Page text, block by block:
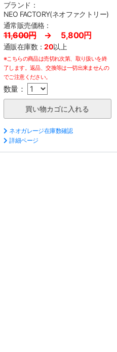
ブランド：
NEO FACTORY(ネオファクトリー)
通常販売価格：
11,600円→ 5,800円
通販在庫数：20以上
※こちらの商品は売切れ次第、取り扱いを終
了します。返品、交換等は一切出来ませんの
でご注意ください。
数量：
ネオガレージ在庫数確認
詳細ページ